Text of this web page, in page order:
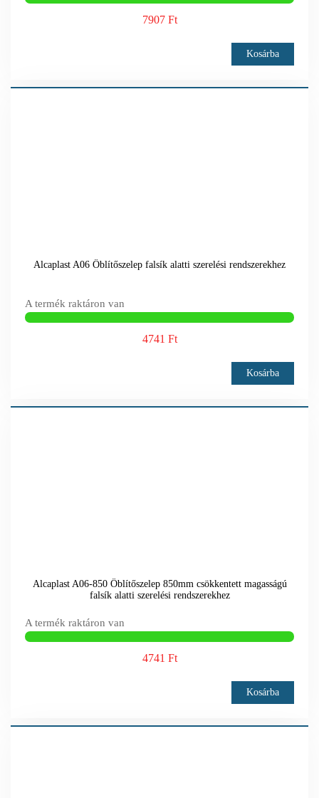
7907 Ft
Kosárba
Alcaplast A06 Öblítőszelep falsík alatti szerelési rendszerekhez
A termék raktáron van
4741 Ft
Kosárba
Alcaplast A06-850 Öblítőszelep 850mm csökkentett magasságú
falsík alatti szerelési rendszerekhez
A termék raktáron van
4741 Ft
Kosárba